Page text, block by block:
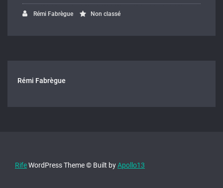
Rémi Fabrègue Non classé
Rémi Fabrègue
RifeWordPress Theme © Built byApollo13